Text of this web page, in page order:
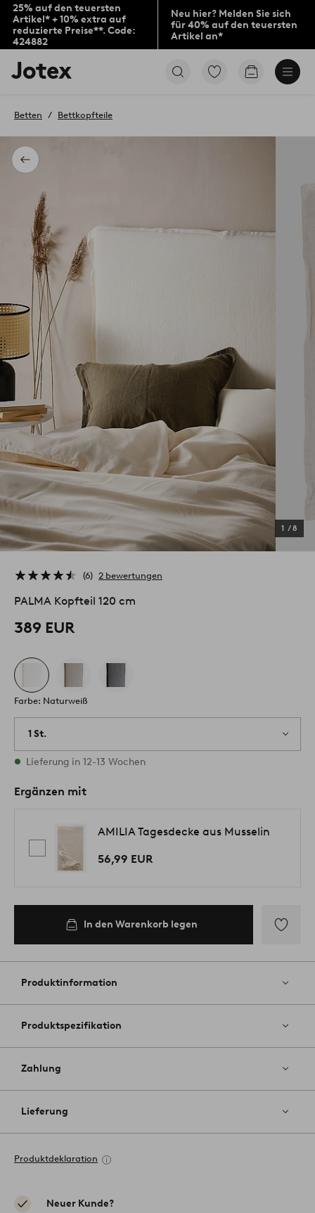
25% auf den teuersten
Artikel* + 10% extra auf
reduzierte Preise**. Code:
424882
Neu hier? Melden Sie sich
für 40% auf den teuersten
Artikel an*
Jotex-
Logo
Startseite
Zu
Produkten
Zum
Zurück
Betten Bettkopfteile
1 /8
6 2 bewertungen
PALMA Kopfteil 120 cm
389 EUR
Farbe: Naturweiß
1 St.
Vorrätig
Lieferung in 12-13 Wochen
Ergänzen mit
AMILIA Tagesdecke aus Musselin
56,99 EUR
In den Warenkorb legen
Favoriten
Produktinformation
Produktspezifikation
Zahlung
Lieferung
Produktdeklaration
Neuer Kunde?